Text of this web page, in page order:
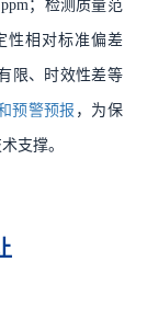
；检测质量范
性相对标准偏差
限、时效性差等
预警预报 ，为保
支撑。